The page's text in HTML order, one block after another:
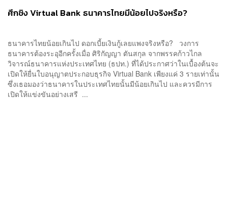
ศึกชิง Virtual Bank ธนาคารไทยมีน้อยไปจริงหรือ?
ธนาคารไทยน้อยเกินไป ดอกเบี้ยเงินกู้เลยแพงจริงหรือ? วงการ
ธนาคารต้องระอุอีกครั้งเมื่อ ศิริกัญญา ตันสกุล จากพรรคก้าวไกล
วิจารณ์ธนาคารแห่งประเทศไทย (ธปท.) ที่ได้ประกาศว่าในเบื้องต้นจะ
เปิดให้ยื่นใบอนุญาตประกอบธุรกิจ Virtual Bank เพียงแค่ 3 รายเท่านั้น
ซึ่งเธอมองว่าธนาคารในประเทศไทยนั้นมีน้อยเกินไป และควรมีการ
เปิดให้แข่งขันอย่างเสรี ...